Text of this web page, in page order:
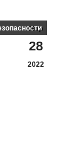
Мар
28
2022